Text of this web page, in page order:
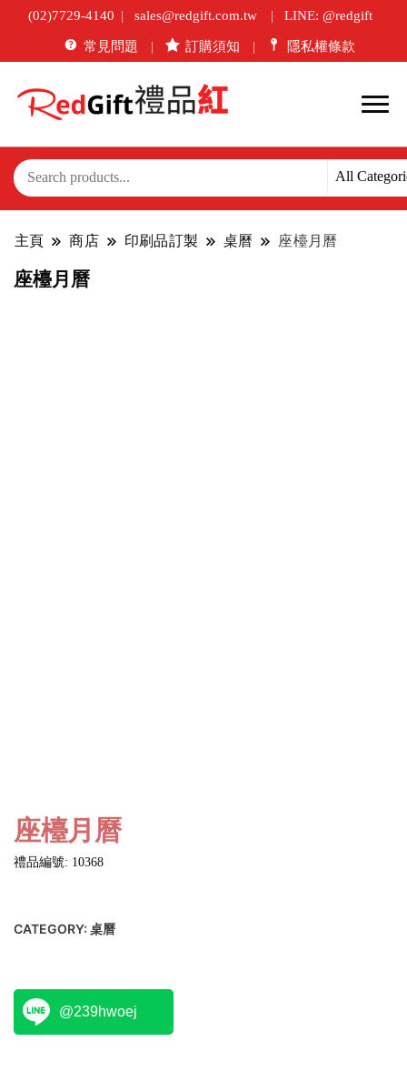
(02)7729-4140 sales@redgift.com.tw LINE: @redgift
常見問題 訂購須知 隱私權條款
主頁 商店 印刷品訂製 桌曆 座檯月曆
座檯月曆
座檯月曆
禮品編號: 10368
CATEGORY: 桌曆
@239hwoej